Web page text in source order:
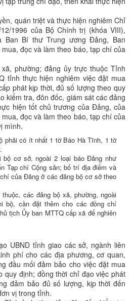
quán triệt và thực hiện nghiêm Chỉ
1996 của Bộ Chính trị (khóa VIII),
Ban Bí thư Trung ương Đảng, Ban
đọc và làm theo báo, tạp chí của
phường; đảng ủy trực thuộc Tỉnh
tỉnh thực hiện nghiêm việc đặt mua
phát kịp thời, đủ số lượng theo quy
kiểm tra, đôn đốc, giám sát các đảng
hiện tốt chủ trương của Đảng, của
đọc và làm theo báo, tạp chí của
mình.
phải có ít nhất 1 tờ Báo Hà Tĩnh, 1 tờ
cơ sở, ngoài 2 loại báo Đảng như
Tạp chí Cộng sản; bố trí địa điểm và
của Đảng ở các đảng bộ cơ sở theo
các đảng bộ xã, phường, ngoài
bộ, cần đặt thêm cho các đồng chí
tịch Ủy ban MTTQ cấp xã để nghiên
UBND tỉnh giao các sở, ngành liên
phí cho các địa phương, cơ quan,
đầu mối đảm bảo cho việc đặt mua
quy định; đồng thời chỉ đạo việc phát
đảm bảo đủ số lượng, kịp thời đến
vị trong tỉnh.